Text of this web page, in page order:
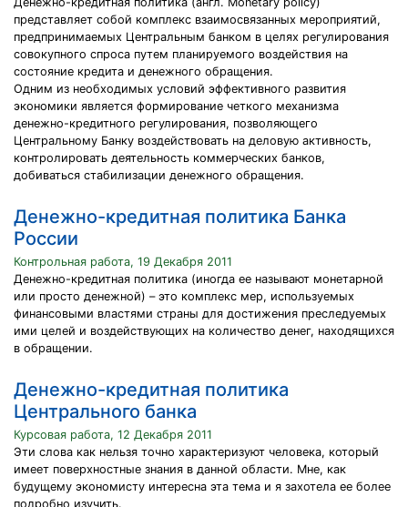
представляет собой комплекс взаимосвязанных мероприятий,
предпринимаемых Центральным банком в целях регулирования
совокупного спроса путем планируемого воздействия на
состояние кредита и денежного обращения.
Одним из необходимых условий эффективного развития
экономики является формирование четкого механизма
денежно-кредитного регулирования, позволяющего
Центральному Банку воздействовать на деловую активность,
контролировать деятельность коммерческих банков,
добиваться стабилизации денежного обращения.
Денежно-кредитная политика Банка
России
Контрольная работа, 19 Декабря 2011
Денежно-кредитная политика (иногда ее называют монетарной
или просто денежной) – это комплекс мер, используемых
финансовыми властями страны для достижения преследуемых
ими целей и воздействующих на количество денег, находящихся
в обращении.
Денежно-кредитная политика
Центрального банка
Курсовая работа, 12 Декабря 2011
Эти слова как нельзя точно характеризуют человека, который
имеет поверхностные знания в данной области. Мне, как
будущему экономисту интересна эта тема и я захотела ее более
подробно изучить.